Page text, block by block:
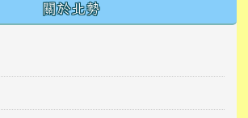
關於北勢